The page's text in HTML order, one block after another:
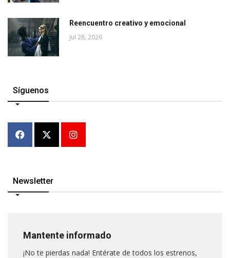
Reencuentro creativo y emocional
Jul 28, 2026
Síguenos
Newsletter
Mantente informado
¡No te pierdas nada! Entérate de todos los estrenos,